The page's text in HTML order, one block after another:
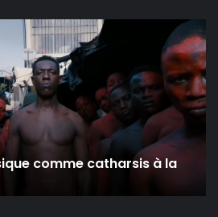
comme catharsis à la